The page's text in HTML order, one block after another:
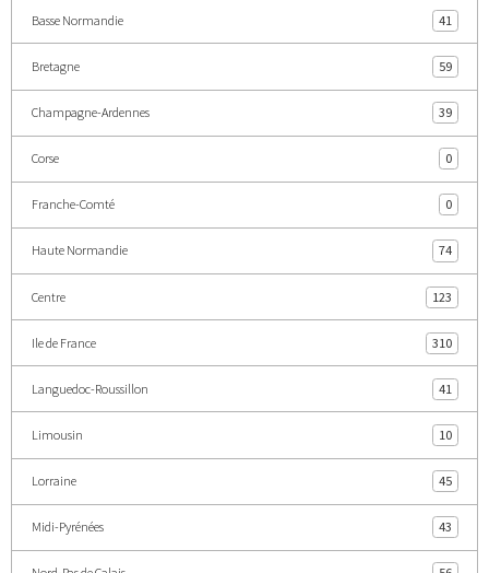
Basse Normandie 41
Bretagne 59
Champagne-Ardennes 39
Corse 0
Franche-Comté 0
Haute Normandie 74
Centre 123
Ile de France 310
Languedoc-Roussillon 41
Limousin 10
Lorraine 45
Midi-Pyrénées 43